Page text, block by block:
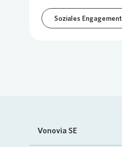
Soziales Engagement
Vonovia SE